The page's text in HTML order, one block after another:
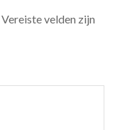
Vereiste velden zijn